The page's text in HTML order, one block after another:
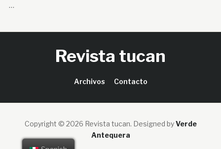
…
Revista tucan
Archivos Contacto
Copyright © 2026 Revista tucan. Designed byVerde
Antequera